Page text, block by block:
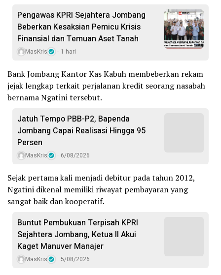
Pengawas KPRI Sejahtera Jombang
Beberkan Kesaksian Pemicu Krisis
Finansial dan Temuan Aset Tanah
MasKris 1 hari
Bank Jombang Kantor Kas Kabuh membeberkan rekam
jejak lengkap terkait perjalanan kredit seorang nasabah
bernama Ngatini tersebut.
Jatuh Tempo PBB-P2, Bapenda
Jombang Capai Realisasi Hingga 95
Persen
MasKris 6/08/2026
Sejak pertama kali menjadi debitur pada tahun 2012,
Ngatini dikenal memiliki riwayat pembayaran yang
sangat baik dan kooperatif.
Buntut Pembukuan Terpisah KPRI
Sejahtera Jombang, Ketua II Akui
Kaget Manuver Manajer
MasKris 5/08/2026